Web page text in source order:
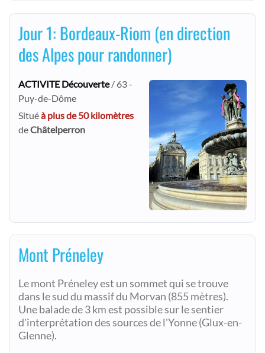
Jour 1: Bordeaux-Riom (en direction
des Alpes pour randonner)
ACTIVITE Découverte/ 63 -
Puy-de-Dôme
Situéà plus de 50 kilomètres
deChâtelperron
Mont Préneley
Le mont Préneley est un sommet qui se trouve
dans le sud du massif du Morvan (855 mètres).
Une balade de 3 km est possible sur le sentier
d'interprétation des sources de l'Yonne (Glux-en-
Glenne).